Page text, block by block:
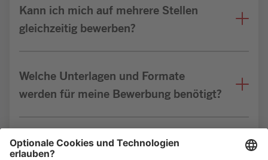
Kann ich mich auf mehrere Stellen
gleichzeitig bewerben?
Welche Unterlagen und Formate
werden für meine Bewerbung benötigt?
Bin ich für die Stelle geeignet?